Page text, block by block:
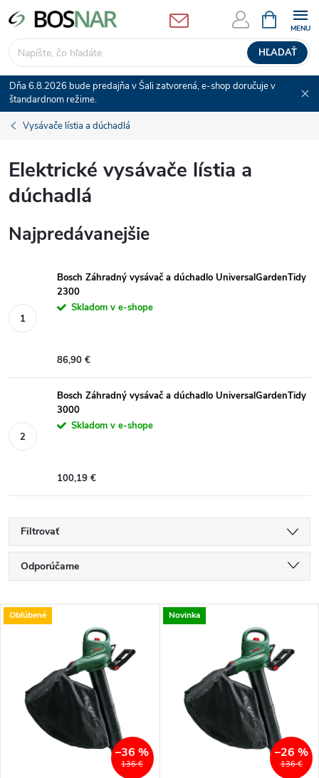
Prejsť
na
obsah
HĽADAŤ
KOŠÍK
Dňa 6.8.2026 bude predajňa v Šali zatvorená, e-shop doručuje v
štandardnom režime.
Vysávače lístia a dúchadlá
Elektrické vysávače lístia a
dúchadlá
Najpredávanejšie
Bosch Záhradný vysávač a dúchadlo UniversalGardenTidy
2300
Skladom v e-shope
86,90 €
Bosch Záhradný vysávač a dúchadlo UniversalGardenTidy
3000
Skladom v e-shope
100,19 €
Filtrovať
R
a
Odporúčame
Najdrahšie
Najpredávanejšie
Abecedne
V
Obľúbené
136 €
–36 %
Novinka
136 €
–26 %